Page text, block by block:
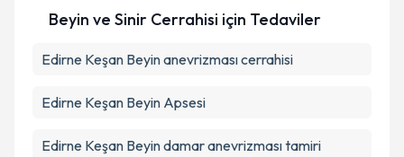
E-posta Adresiniz
Kişisel verilerimin işlenmesine ilişkin
kapsamda işlenmesini kabul ediyorum.
Beyin ve Sinir Cerrahisi için Tedaviler
Edirne Keşan Beyin anevrizması cerrahisi
Edirne Keşan Beyin Apsesi
Edirne Keşan Beyin damar anevrizması tamiri